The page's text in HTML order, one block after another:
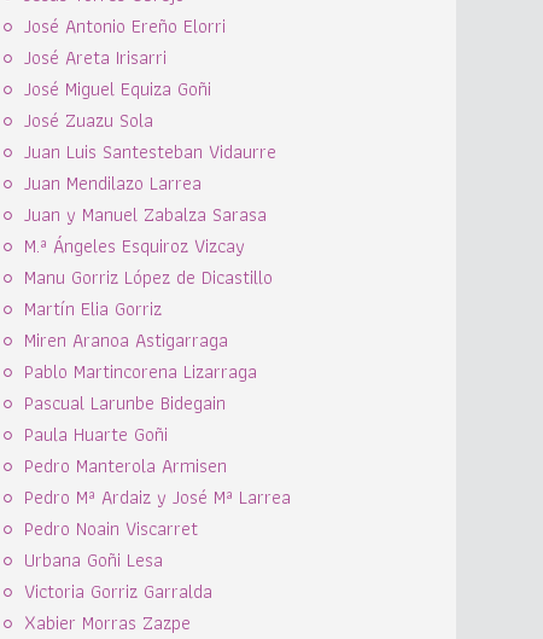
José Antonio Ereño Elorri
José Areta Irisarri
José Miguel Equiza Goñi
José Zuazu Sola
Juan Luis Santesteban Vidaurre
Juan Mendilazo Larrea
Juan y Manuel Zabalza Sarasa
M.ª Ángeles Esquiroz Vizcay
Manu Gorriz López de Dicastillo
Martín Elia Gorriz
Miren Aranoa Astigarraga
Pablo Martincorena Lizarraga
Pascual Larunbe Bidegain
Paula Huarte Goñi
Pedro Manterola Armisen
Pedro Mª Ardaiz y José Mª Larrea
Pedro Noain Viscarret
Urbana Goñi Lesa
Victoria Gorriz Garralda
Xabier Morras Zazpe